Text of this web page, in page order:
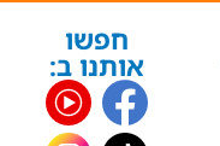
חפשו
אותנו ב: